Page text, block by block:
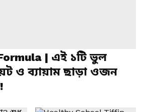
| এই ১টি ভুল
ও ব্যায়াম ছাড়া ওজন